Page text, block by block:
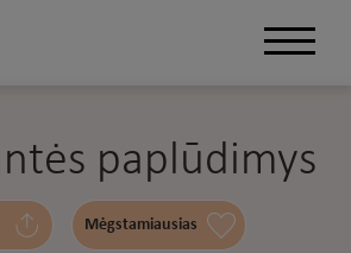
paplūdimys
Mėgstamiausias